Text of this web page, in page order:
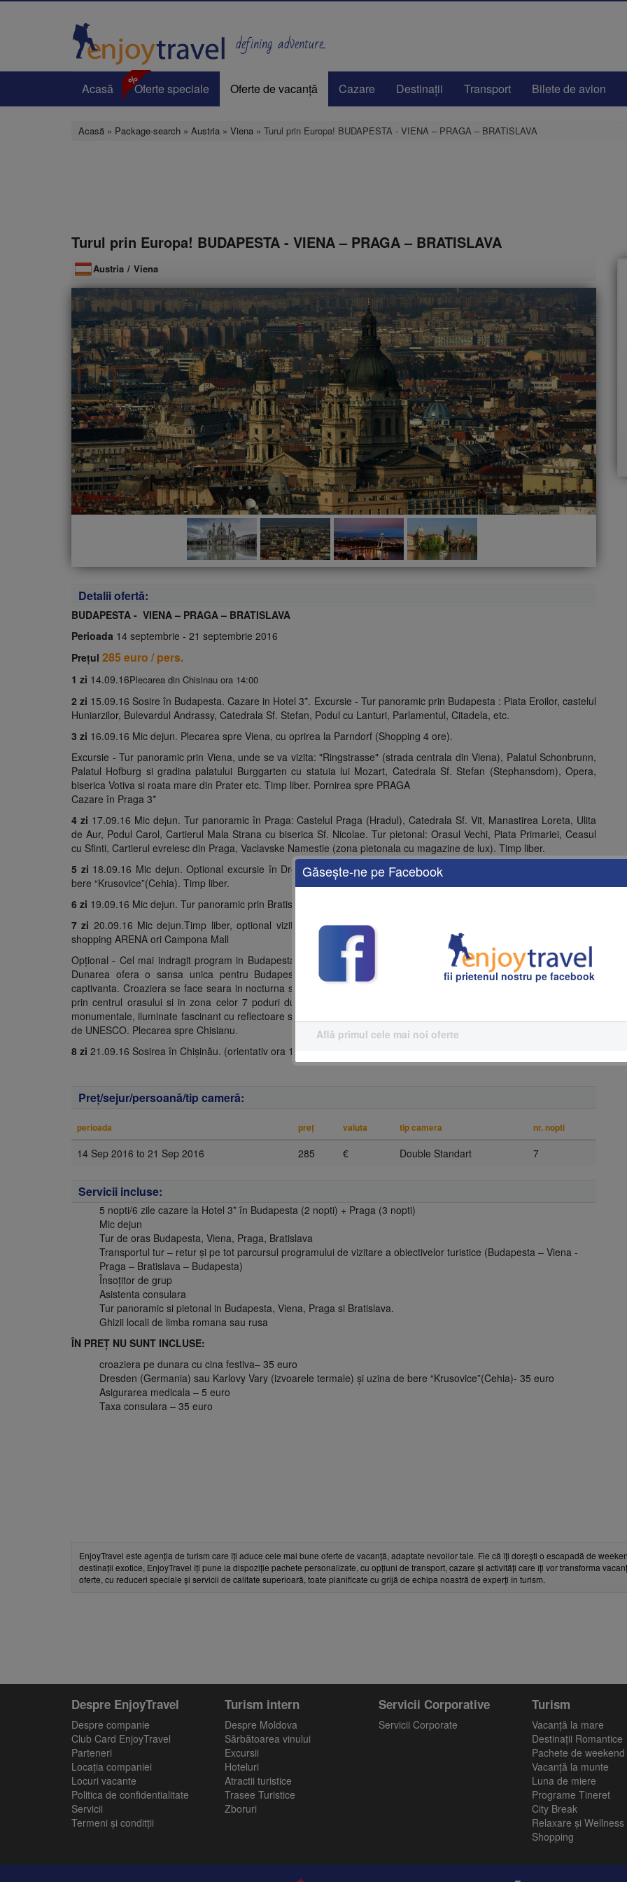
defining adventure..
Acasă
%
Oferte speciale Oferte de vacanță Cazare Destinaţii Transport Bilete de avion
Acasă » Package-search » Austria » Viena » Turul prin Europa! BUDAPESTA - VIENA – PRAGA – BRATISLAVA
Turul prin Europa! BUDAPESTA - VIENA – PRAGA – BRATISLAVA
Austria / Viena
Detalii ofertă:
BUDAPESTA - VIENA – PRAGA – BRATISLAVA
Perioada 14 septembrie - 21 septembrie 2016
Preţul 285 euro / pers.
1 zi 14.09.16Plecarea din Chisinau ora 14:00
2 zi 15.09.16 Sosire în Budapesta. Cazare in Hotel 3*. Excursie - Tur panoramic prin Budapesta : Piata Eroilor, castelul
Huniarzilor, Bulevardul Andrassy, Catedrala Sf. Stefan, Podul cu Lanturi, Parlamentul, Citadela, etc.
3 zi 16.09.16 Mic dejun. Plecarea spre Viena, cu oprirea la Parndorf (Shopping 4 ore).
Excursie - Tur panoramic prin Viena, unde se va vizita: "Ringstrasse" (strada centrala din Viena), Palatul Schonbrunn,
Palatul Hofburg si gradina palatului Burggarten cu statuia lui Mozart, Catedrala Sf. Stefan (Stephansdom), Opera,
biserica Votiva si roata mare din Prater etc. Timp liber. Pornirea spre PRAGA
Cazare în Praga 3*
4 zi 17.09.16 Mic dejun. Tur panoramic în Praga: Castelul Praga (Hradul), Catedrala Sf. Vit, Manastirea Loreta, Ulita
de Aur, Podul Carol, Cartierul Mala Strana cu biserica Sf. Nicolae. Tur pietonal: Orasul Vechi, Piata Primariei, Ceasul
cu Sfinti, Cartierul evreiesc din Praga, Vaclavske Namestie (zona pietonala cu magazine de lux). Timp liber.
5 zi 18.09.16 Mic dejun. Optional excursie în Dresden (Germania) sau Karlovy Vary (izvoarele termale) şi uzina de
bere “Krusovice”(Cehia). Timp liber.
6 zi 19.09.16 Mic dejun. Tur panoramic prin Bratislava. Timp liber. Plecarea spre Budapesta. Cazarea la hotel 3*
7 zi 20.09.16 Mic dejun.Timp liber, optional vizitarea Gradinii Zoologice si Tropikariumu-lui din Budapesta. Centrul
shopping ARENA ori Campona Mall
Opţional - Cel mai indragit program in Budapesta “Croaziera pe Dunare” combinata cu o cina festiva foarte bogata.
Dunarea ofera o sansa unica pentru Budapesta, fata de alte capitale europene, o panorama stralucitoare si
captivanta. Croaziera se face seara in nocturna si are o durata de 2 ore timp in care se realizeaza un tur panoramic
prin centrul orasului si in zona celor 7 poduri dunarene, precum si in zona celor mai deosebite vestigii medievale
monumentale, iluminate fascinant cu reflectoare si jocuri de lumini, care apartin de Patrimoniul Mondial Cultural ocrotit
de UNESCO. Plecarea spre Chisianu.
8 zi 21.09.16 Sosirea în Chişinău. (orientativ ora 13:00)
Preţ/sejur/persoană/tip cameră:
perioada preţ valuta tip camera nr. nopti
14 Sep 2016 to 21 Sep 2016 285 € Double Standart 7
Servicii incluse:
5 nopti/6 zile cazare la Hotel 3* în Budapesta (2 nopti) + Praga (3 nopti)
Mic dejun
Tur de oras Budapesta, Viena, Praga, Bratislava
Transportul tur – retur şi pe tot parcursul programului de vizitare a obiectivelor turistice (Budapesta – Viena -
Praga – Bratislava – Budapesta)
Însoţitor de grup
Asistenta consulara
Tur panoramic si pietonal in Budapesta, Viena, Praga si Bratislava.
Ghizii locali de limba romana sau rusa
ÎN PREŢ NU SUNT INCLUSE:
croaziera pe dunara cu cina festiva– 35 euro
Dresden (Germania) sau Karlovy Vary (izvoarele termale) şi uzina de bere “Krusovice”(Cehia)- 35 euro
Asigurarea medicala – 5 euro
Taxa consulara – 35 euro
EnjoyTravel este agenția de turism care îți aduce cele mai bune oferte de vacanță, adaptate nevoilor tale. Fie că îți dorești o escapadă de
destinații exotice, EnjoyTravel îți pune la dispoziție pachete personalizate, cu opțiuni de transport, cazare și activități care îți vor transforma
oferte, cu reduceri speciale și servicii de calitate superioară, toate planificate cu grijă de echipa noastră de experți în turism.
Despre EnjoyTravel
Despre companie
Club Card EnjoyTravel
Parteneri
Locaţia companiei
Locuri vacante
Politica de confidentialitate
Servicii
Termeni și conditții
Turism intern
Despre Moldova
Sărbătoarea vinului
Excursii
Hoteluri
Atractii turistice
Trasee Turistice
Zboruri
Servicii Corporative
Servicii Corporate
Turism
Vacanţă la mare
Destinații Romantice
Pachete de weekend
Vacanță la munte
Luna de miere
Programe Tineret
City Break
Relaxare și Wellness
Shopping
Găseşte-ne pe Facebook
fii prietenul nostru pe facebook
Află primul cele mai noi oferte